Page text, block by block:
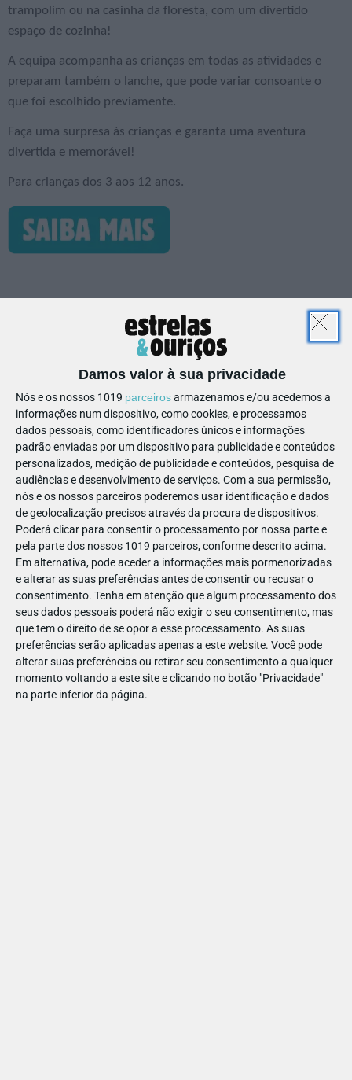
Damos valor à sua privacidade
Nós e os nossos 1019 parceirosarmazenamos e/ou acedemos a
informações num dispositivo, como cookies, e processamos
dados pessoais, como identificadores únicos e informações
padrão enviadas por um dispositivo para publicidade e conteúdos
personalizados, medição de publicidade e conteúdos, pesquisa de
audiências e desenvolvimento de serviços. Com a sua permissão,
nós e os nossos parceiros poderemos usar identificação e dados
de geolocalização precisos através da procura de dispositivos.
Poderá clicar para consentir o processamento por nossa parte e
pela parte dos nossos 1019 parceiros, conforme descrito acima.
Em alternativa, pode aceder a informações mais pormenorizadas
e alterar as suas preferências antes de consentir ou recusar o
consentimento. Tenha em atenção que algum processamento dos
seus dados pessoais poderá não exigir o seu consentimento, mas
que tem o direito de se opor a esse processamento. As suas
preferências serão aplicadas apenas a este website. Você pode
alterar suas preferências ou retirar seu consentimento a qualquer
momento voltando a este site e clicando no botão "Privacidade"
na parte inferior da página.
trampolim ou na casinha da floresta, com um divertido
espaço de cozinha!
A equipa acompanha as crianças em todas as atividades e
preparam também o lanche, que pode variar consoante o
que foi escolhido previamente.
Faça uma surpresa às crianças e garanta uma aventura
divertida e memorável!
Para crianças dos 3 aos 12 anos.
FESTAS - ESPAÇOS
Aventuras no Bosque: festas
de aniversário encantadas
AVENTURAS NO BOSQUE
Website geral@aventurasnobosque.pt
211 313 690 Ver Detalhes
Rua Alferes Barrilaro Ruas, 7, 1 A-B , 1800-008 -
Lisboa